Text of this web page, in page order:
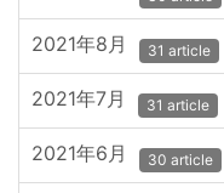
2021年8月 31 article
2021年7月 31 article
2021年6月 30 article